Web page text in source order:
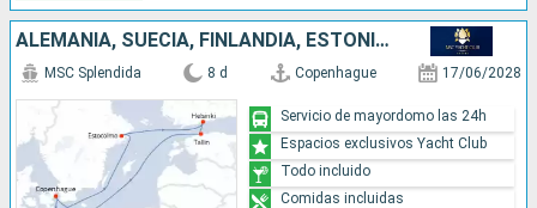
ALEMANIA, SUECIA, FINLANDIA, ESTONIA, DINAMARCA
MSC Splendida 8 d Copenhague 17/06/2028
Servicio de mayordomo las 24h
Espacios exclusivos Yacht Club
Todo incluido
Comidas incluidas